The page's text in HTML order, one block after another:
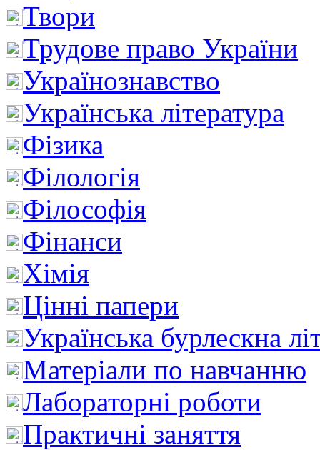
Твори
Трудове право України
Українознавство
Українська література
Фізика
Філологія
Філософія
Фінанси
Хімія
Цінні папери
Українська бурлескна
Матеріали по навчанню
Лабораторні роботи
Практичні заняття